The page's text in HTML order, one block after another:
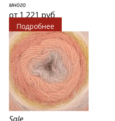
много
от 1 221 руб
Подробнее